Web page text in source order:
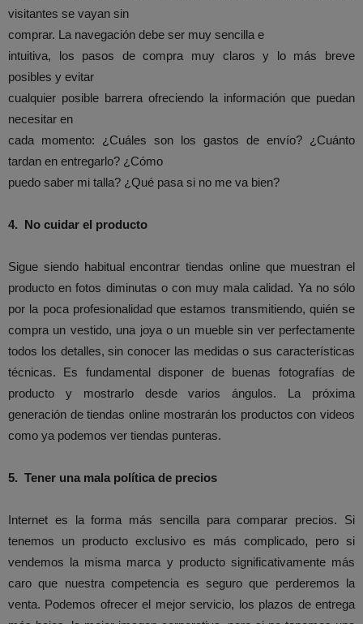
visitantes se vayan sin
comprar. La navegación debe ser muy sencilla e
intuitiva, los pasos de compra muy claros y lo más breve
posibles y evitar
cualquier posible barrera ofreciendo la información que puedan
necesitar en
cada momento: ¿Cuáles son los gastos de envío? ¿Cuánto
tardan en entregarlo? ¿Cómo
puedo saber mi talla? ¿Qué pasa si no me va bien?
4. No cuidar el producto
Sigue siendo habitual encontrar tiendas online que muestran el
producto en fotos diminutas o con muy mala calidad. Ya no sólo
por la poca profesionalidad que estamos transmitiendo, quién se
compra un vestido, una joya o un mueble sin ver perfectamente
todos los detalles, sin conocer las medidas o sus características
técnicas. Es fundamental disponer de buenas fotografías de
producto y mostrarlo desde varios ángulos. La próxima
generación de tiendas online mostrarán los productos con videos
como ya podemos ver tiendas punteras.
5. Tener una mala política de precios
Internet es la forma más sencilla para comparar precios. Si
tenemos un producto exclusivo es más complicado, pero si
vendemos la misma marca y producto significativamente más
caro que nuestra competencia es seguro que perderemos la
venta. Podemos ofrecer el mejor servicio, los plazos de entrega